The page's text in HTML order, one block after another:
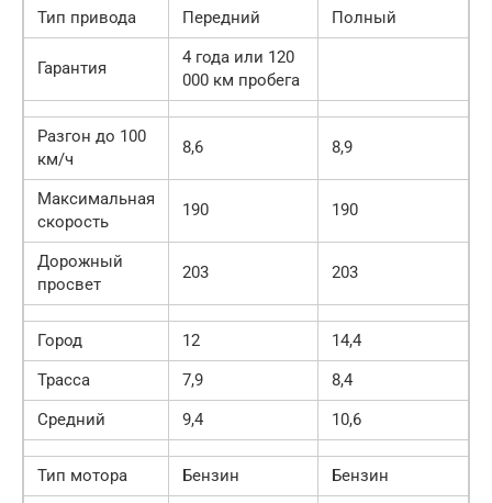
Тип привода
Передний Полный
Гарантия
4 года или 120
000 км пробега
Разгон до 100
км/ч
8,6 8,9
Максимальная
скорость
190 190
Дорожный
просвет
203 203
Город 12
14,4
Трасса
7,9
8,4
Средний
9,4 10,6
Тип мотора Бензин
Бензин